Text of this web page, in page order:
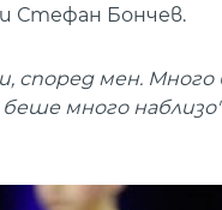
Стефан Бончев.
според мен. Много
много